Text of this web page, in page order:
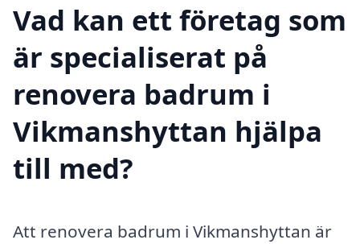
Vad kan ett företag som
är specialiserat på
renovera badrum i
Vikmanshyttan hjälpa
till med?
Att renovera badrum i Vikmanshyttan är